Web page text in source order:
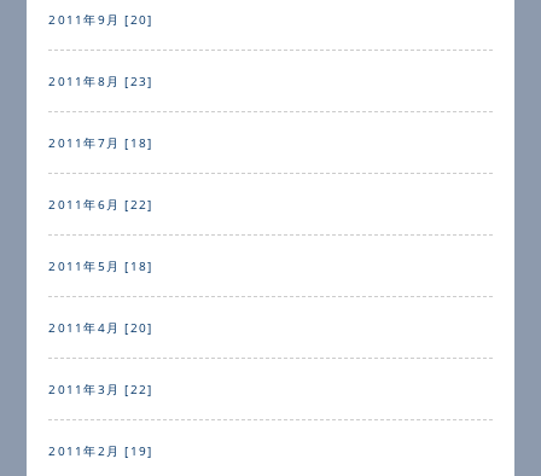
2011年9月 [20]
2011年8月 [23]
2011年7月 [18]
2011年6月 [22]
2011年5月 [18]
2011年4月 [20]
2011年3月 [22]
2011年2月 [19]